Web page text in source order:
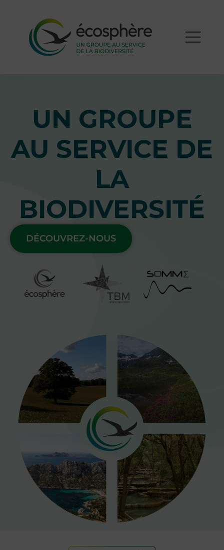
UN GROUPE
AU SERVICE DE
LA
BIODIVERSITÉ
DÉCOUVREZ-NOUS